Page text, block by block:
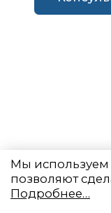
Мы
позволяют
Подробнее…